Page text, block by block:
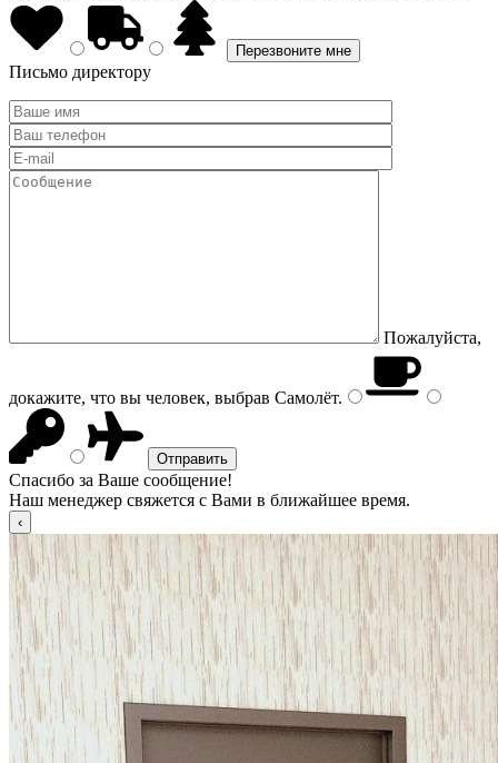
Письмо директору
Пожалуйста,
докажите, что вы человек, выбрав Самолёт.
Спасибо за Ваше сообщение!
Наш менеджер свяжется с Вами в ближайшее время.